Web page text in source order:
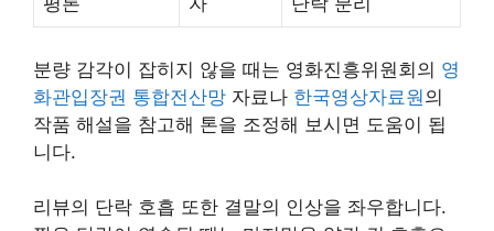
분량 감각이 잡히지 않을 때는 영화진흥위원회의 영
화관입장권 통합전산망 자료나 한국영상자료원의
작품 해설을 참고해 톤을 조정해 보시면 도움이 됩
니다.
리뷰의 단락 호흡 또한 결말의 인상을 좌우합니다.